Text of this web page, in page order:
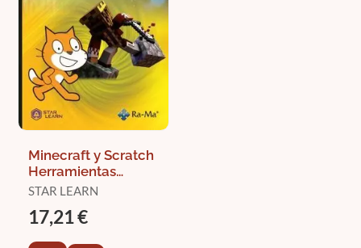
Minecraft y Scratch
Herramientas
Ludicas para la
STAR LEARN
17,21 €